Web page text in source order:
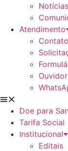
Atendimento
Contato
Doe para
Tarifa Social
Institucional
Editais